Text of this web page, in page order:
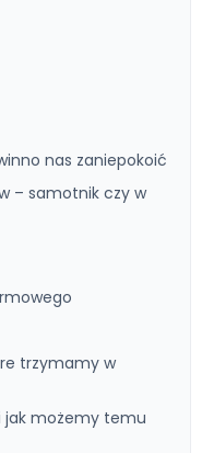
nas zaniepokoić
– samotnik czy w
trzymamy w
jak możemy temu